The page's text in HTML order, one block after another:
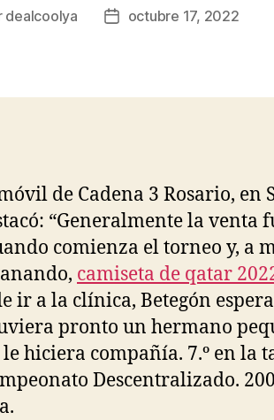
dealcoolya
Fechaoctubre 17, 2022
de Cadena 3 Rosario, en
“Generalmente la venta
comienza el torneo y, a
camiseta de qatar
ir a la clínica, Betegón
pronto un hermano
hiciera compañía. 7.º en la
Descentralizado.